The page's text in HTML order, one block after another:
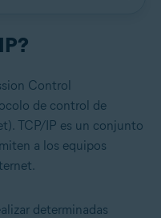
Control
de control de
TCP/IP es un conjunto
a los equipos
determinadas